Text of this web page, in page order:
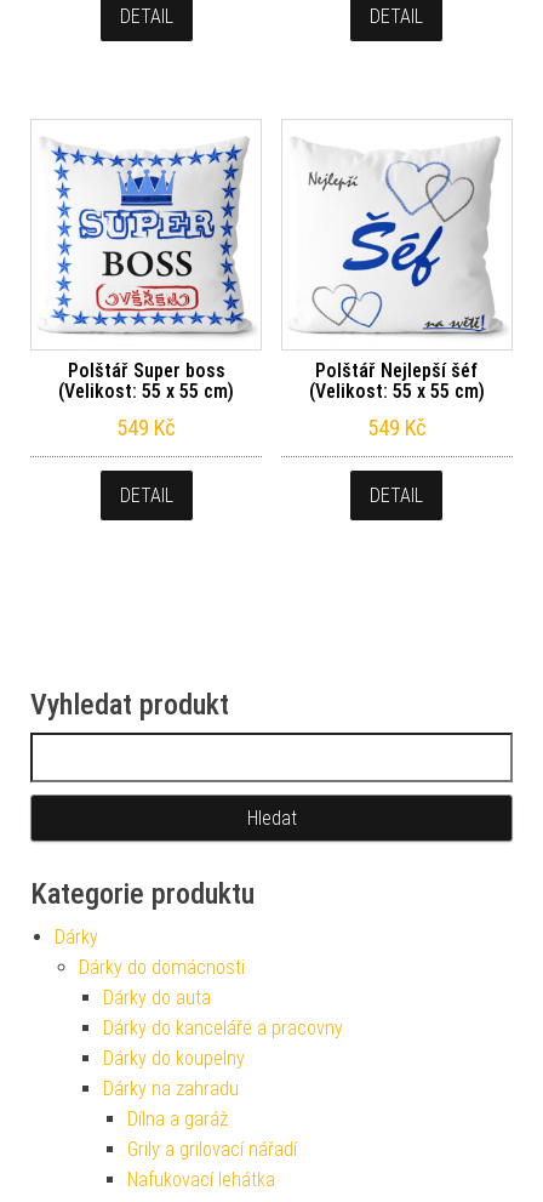
DETAIL DETAIL
Polštář Super boss
(Velikost: 55 x 55 cm)
549 Kč
DETAIL
Polštář Nejlepší šéf
(Velikost: 55 x 55 cm)
549 Kč
DETAIL
Vyhledat produkt
Kategorie produktu
Dárky
Dárky do domácnosti
Dárky do auta
Dárky do kanceláře a pracovny
Dárky do koupelny
Dárky na zahradu
Dílna a garáž
Grily a grilovací nářadí
Nafukovací lehátka